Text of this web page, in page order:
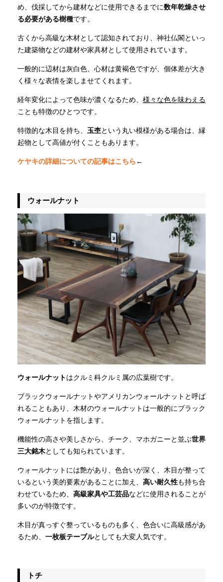
め、伐採してから建材などに使用できるまでに数年乾燥させ
る必要がある樹種です。
古くから高級な木材として認知されており、神社仏閣といっ
た建築物などの建材や家具材として使用されています。
一般的に辺材は灰白色、心材は黄褐色ですが、個体差が大き
く様々な表情を楽しませてくれます。
経年変化によって色味が濃くなるため、 様々な色を味わえる
ことも特徴のひとつです。
特徴的な木目を持ち、 玉杢という丸い模様がある場合は、縁
起物として高値が付くこともあります。
ケヤキの詳細についての記事はこちら ←
ウォールナット
ウォールナットはクルミ科クルミ属の広葉樹です。
ブラックウォールナットやアメリカンウォールナットと呼ば
れることもあり、木材のウォールナットは一般的にブラック
ウォールナットを指します。
機能性の高さや美しさから、チーク、マホガニーと並ぶ世界
三大銘木としても知られています。
ウォールナットには艶があり、色合いが深く、木目が整って
いるという美的要素があることに加え、 高い耐久性も持ち合
わせているため、 高級家具や工芸品などに使用されることが
多いのが特徴です。
木目が真っすぐ整っているものも多く、色合いに高級感があ
るため、 一枚板テーブルとしても大変人気です。
トチ